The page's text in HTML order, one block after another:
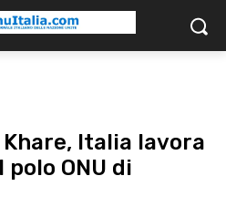
Italia lavora
ONU di